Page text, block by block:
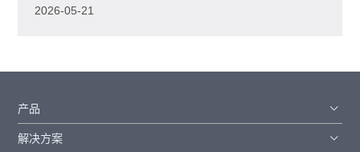
2026-05-21
产品
解决方案